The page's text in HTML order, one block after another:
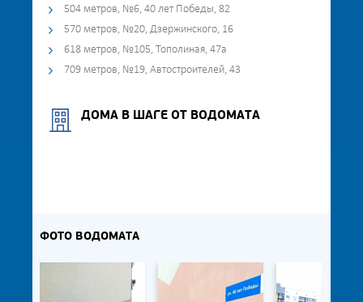
504 метров, №6, 40 лет Победы, 82
570 метров, №20, Дзержинского, 16
618 метров, №105, Тополиная, 47а
709 метров, №19, Автостроителей, 43
ДОМА В ШАГЕ ОТ ВОДОМАТА
ФОТО ВОДОМАТА